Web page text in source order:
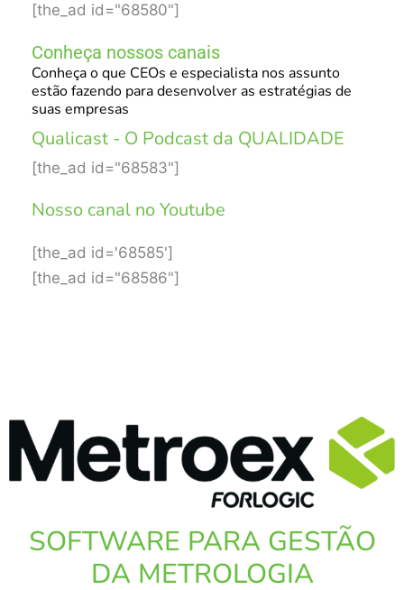
[the_ad id="68580"]
Conheça nossos canais
Conheça o que CEOs e especialista nos assunto
estão fazendo para desenvolver as estratégias de
suas empresas
Qualicast - O Podcast da QUALIDADE
[the_ad id="68583"]
Nosso canal no Youtube
[the_ad id='68585']
[the_ad id="68586"]
SOFTWARE PARA GESTÃO
DA METROLOGIA